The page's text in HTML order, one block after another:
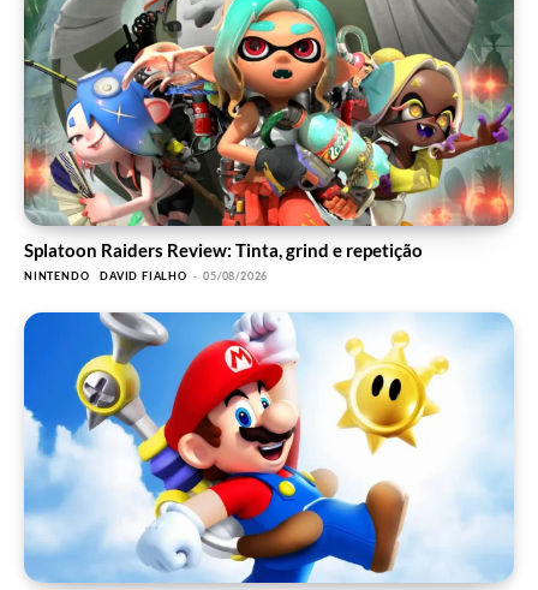
Splatoon Raiders Review: Tinta, grind e repetição
NINTENDO DAVID FIALHO - 05/08/2026